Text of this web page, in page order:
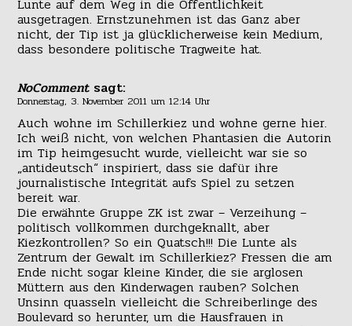
Lunte auf dem Weg in die Öffentlichkeit
ausgetragen. Ernstzunehmen ist das Ganz aber
nicht, der Tip ist ja glücklicherweise kein Medium,
dass besondere politische Tragweite hat.
NoComment sagt:
Donnerstag, 3. November 2011 um 12:14 Uhr
Auch wohne im Schillerkiez und wohne gerne hier.
Ich weiß nicht, von welchen Phantasien die Autorin
im Tip heimgesucht wurde, vielleicht war sie so
„antideutsch“ inspiriert, dass sie dafür ihre
journalistische Integrität aufs Spiel zu setzen
bereit war.
Die erwähnte Gruppe ZK ist zwar – Verzeihung –
politisch vollkommen durchgeknallt, aber
Kiezkontrollen? So ein Quatsch!!! Die Lunte als
Zentrum der Gewalt im Schillerkiez? Fressen die am
Ende nicht sogar kleine Kinder, die sie arglosen
Müttern aus den Kinderwagen rauben? Solchen
Unsinn quasseln vielleicht die Schreiberlinge des
Boulevard so herunter, um die Hausfrauen in